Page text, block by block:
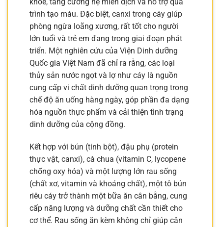
trình tạo máu. Đặc biệt, canxi trong cáy giúp
phòng ngừa loãng xương, rất tốt cho người
lớn tuổi và trẻ em đang trong giai đoạn phát
triển. Một nghiên cứu của Viện Dinh dưỡng
Quốc gia Việt Nam đã chỉ ra rằng, các loại
thủy sản nước ngọt và lợ như cáy là nguồn
cung cấp vi chất dinh dưỡng quan trọng trong
chế độ ăn uống hàng ngày, góp phần đa dạng
hóa nguồn thực phẩm và cải thiện tình trạng
dinh dưỡng của cộng đồng.
Kết hợp với bún (tinh bột), đậu phụ (protein
thực vật, canxi), cà chua (vitamin C, lycopene
chống oxy hóa) và một lượng lớn rau sống
(chất xơ, vitamin và khoáng chất), một tô bún
riêu cáy trở thành một bữa ăn cân bằng, cung
cấp năng lượng và dưỡng chất cần thiết cho
cơ thể. Rau sống ăn kèm không chỉ giúp cân